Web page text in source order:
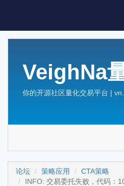
VeighNa
你的开源社区量化交易平台 |
论坛 策略应用
CTA策略
INFO: 交易委托失败，代码：